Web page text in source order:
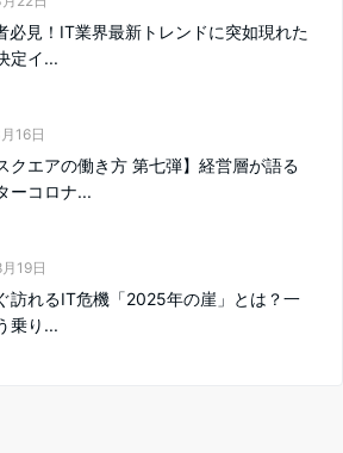
必見！IT業界最新トレンドに突如現れた
定イ...
16日
クエアの働き方 第七弾】経営層が語る
ーコロナ...
19日
訪れるIT危機「2025年の崖」とは？一
乗り...